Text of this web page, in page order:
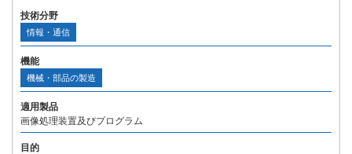
技術分野
情報・通信
機能
機械・部品の製造
適用製品
画像処理装置及びプログラム
目的